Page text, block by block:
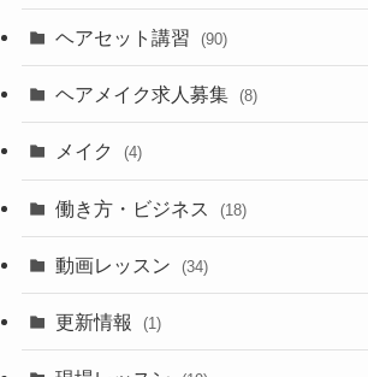
ヘアセット講習 (90)
ヘアメイク求人募集 (8)
メイク (4)
働き方・ビジネス (18)
動画レッスン (34)
更新情報 (1)